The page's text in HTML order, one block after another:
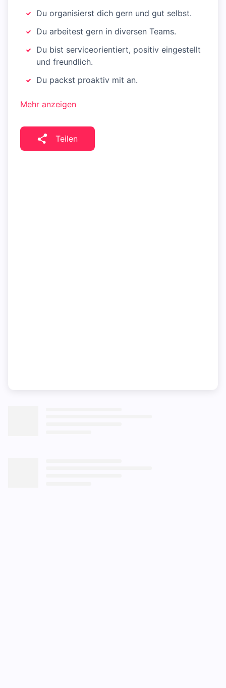
Du organisierst dich gern und gut selbst.
Du arbeitest gern in diversen Teams.
Du bist serviceorientiert, positiv eingestellt
und freundlich.
Du packst proaktiv mit an.
Mehr anzeigen
Teilen